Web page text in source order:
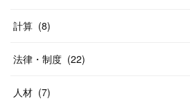
計算 (8)
法律・制度 (22)
人材 (7)